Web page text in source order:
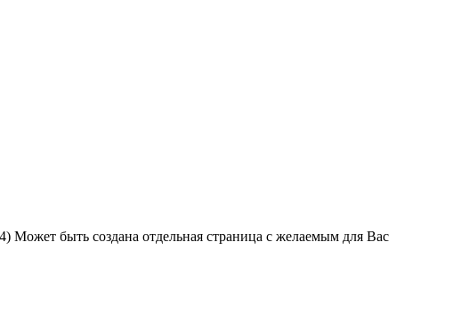
быть создана отдельная страница с желаемым для Вас